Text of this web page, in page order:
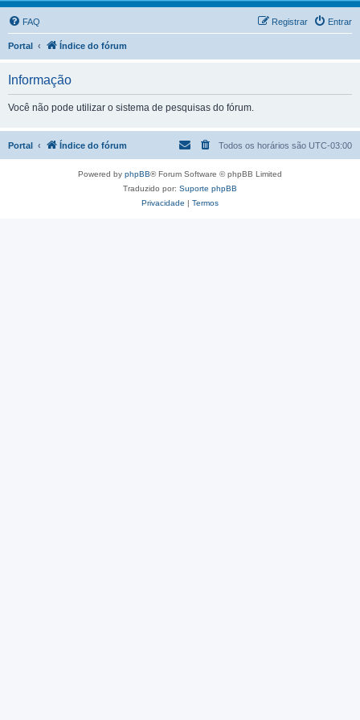
FAQ Entrar
Registrar
Portal Índice do fórum
Informação
Você não pode utilizar o sistema de pesquisas do fórum.
Portal Índice do fórum Todos os horários são UTC-03:00
Powered by phpBB® Forum Software © phpBB Limited
Traduzido por: Suporte phpBB
Privacidade | Termos